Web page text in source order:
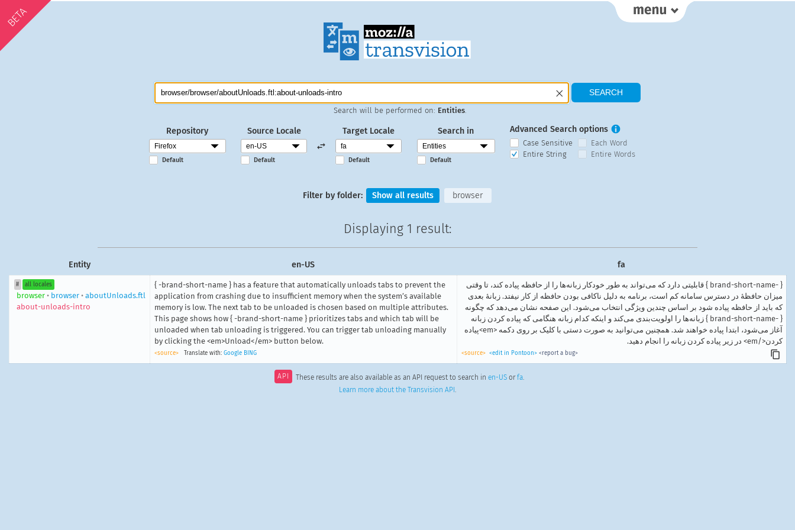
BETA
Search will be performed on: Entities
Repository
Default
Source Locale
Default
Target Locale
Default
Search in
Default
Advanced Search options
Case Sensitive
Each Word
Entire String
Entire Words
Filter by folder: Show all results browser
Displaying 1 result:
Entity en-US fa
# all locales
browser• browser• aboutUnloads.ftl
about-unloads-intro
{ -brand-short-name } has a feature that automatically unloads tabs to prevent the
application from crashing due to insufficient memory when the system’s available
memory is low. The next tab to be unloaded is chosen based on multiple attributes.
This page shows how { -brand-short-name } prioritizes tabs and which tab will be
unloaded when tab unloading is triggered. You can trigger tab unloading manually
by clicking the <em>Unload</em> button below.
<source> Translate with: Google BING
{ -brand-short-name } قابلیتی دارد که می‌تواند به طور خودکار زبانه‌ها را از حافظه پیاده کند، تا وقتی
میزان حافظهٔ در دسترس سامانه کم است، برنامه به دلیل ناکافی بودن حافظه از کار نیفتد. زبانهٔ بعدی
که باید از حافظه پیاده شود بر اساس چندین ویژگی انتخاب می‌شود. این صفحه نشان می‌دهد که چگونه
{ -brand-short-name } زبانه‌ها را اولویت‌بندی می‌کند و اینکه کدام زبانه هنگامی که پیاده کردن زبانه
آغاز می‌شود، ابتدا پیاده خواهند شد. همچنین می‌توانید به صورت دستی با کلیک بر روی دکمه <em>پیاده
کردن</em> در زیر پیاده کردن زبانه را انجام دهید.
<source> <edit in Pontoon> <report a bug>
API These results are also available as an API request to search inen-US orfa.
Learn more about the Transvision API